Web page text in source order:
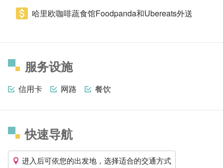
哈里欧咖啡蔬食馆Foodpanda和Ubereats外送
服务设施
信用卡 网路 餐饮
快速导航
进入后可依您的出发地，选择适合的交通方式